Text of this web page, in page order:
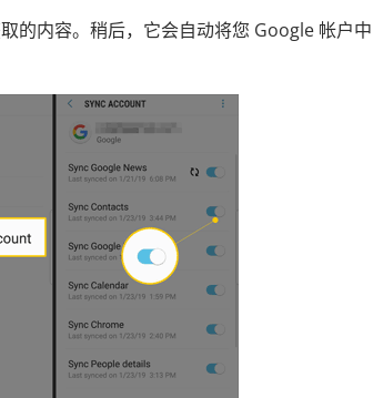
的内容。稍后，它会自动将您 Google 帐户